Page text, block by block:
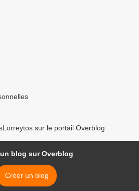
sur le portail Overblog
blog sur Overblog
Créer un blog